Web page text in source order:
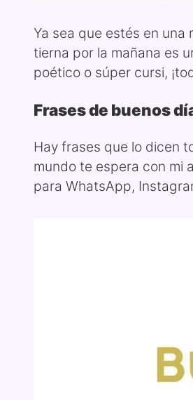
Ya sea que estés en
tierna por la mañana es
poético o súper cursi,
Frases de buenos
Hay frases que lo dicen
mundo te espera con mi
para WhatsApp,